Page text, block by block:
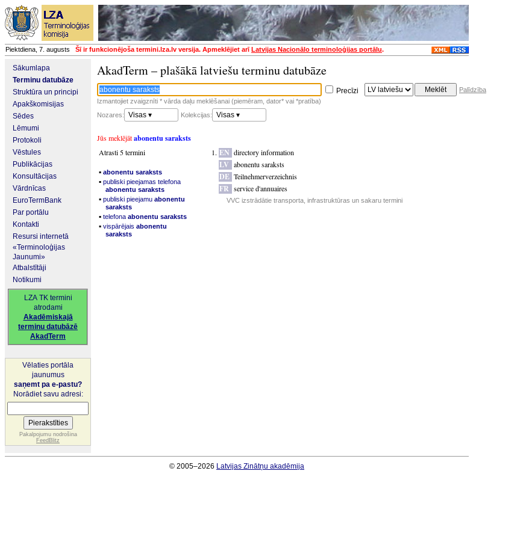
Piektdiena, 7. augusts Šī ir funkcionējoša termini.lza.lv versija. Apmeklējiet arīLatvijas Nacionālo terminoloģijas portālu.
Sākumlapa
Terminu datubāze
Struktūra un principi
Apakškomisijas
Sēdes
Lēmumi
Protokoli
Vēstules
Publikācijas
Konsultācijas
Vārdnīcas
EuroTermBank
Par portālu
Kontakti
Resursi internetā
«Terminoloģijas
Jaunumi»
Atbalstītāji
Notikumi
LZA TK termini
atrodami
Akadēmiskajā
terminu datubāzē
AkadTerm
Vēlaties portāla
jaunumus
saņemt pa e-pastu?
Norādiet savu adresi:
Pakalpojumu nodrošina
FeedBlitz
AkadTerm – plašākā latviešu terminu datubāze
Precīzi
Palīdzība
Izmantojiet zvaigznīti * vārda daļu meklēšanai (piemēram, dator* vai *pratība)
Nozares:
Visas ▾ Kolekcijas: Visas ▾
Jūs meklējātabonentu saraksts
Atrasti 5 termini
▪ abonentu saraksts
▪ publiski pieejamas telefona
abonentu saraksts
▪ publiski pieejamu abonentu
saraksts
▪ telefona abonentu saraksts
▪ vispārējais abonentu
saraksts
EN directory information
LV abonentu saraksts
DE Teilnehmerverzeichnis
FR service d'annuaires
VVC izstrādātie transporta, infrastruktūras un sakaru termini
© 2005–2026 Latvijas Zinātņu akadēmija